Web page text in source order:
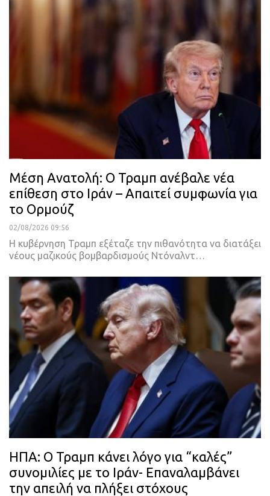
Μέση Ανατολή: Ο Τραμπ ανέβαλε νέα
επίθεση στο Ιράν – Απαιτεί συμφωνία για
το Ορμούζ
02/08/2026 09:56
Η κυβέρνηση Τραμπ εξέταζε την πιθανότητα να διατάξει
νέους μαζικούς βομβαρδισμούς Ντόναλντ…
ΗΠΑ: Ο Τραμπ κάνει λόγο για “καλές”
συνομιλίες με το Ιράν- Eπαναλαμβάνει
την απειλή να πλήξει στόχους